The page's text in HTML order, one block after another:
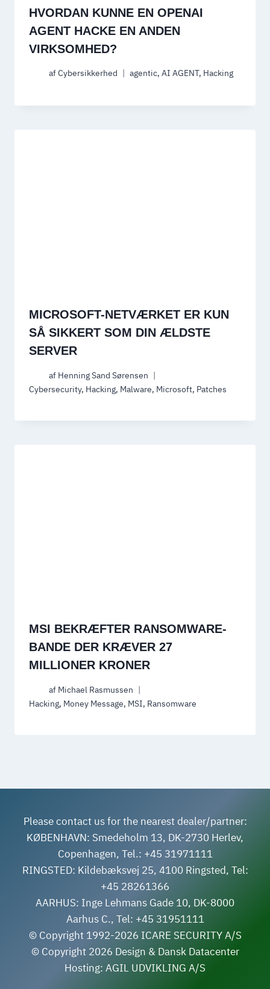
HVORDAN KUNNE EN OPENAI
AGENT HACKE EN ANDEN
VIRKSOMHED?
afCybersikkerhed agentic,AI AGENT, Hacking
MICROSOFT-NETVÆRKET ER KUN
SÅ SIKKERT SOM DIN ÆLDSTE
SERVER
af Henning Sand Sørensen
Cybersecurity, Hacking, Malware, Microsoft, Patches
MSI BEKRÆFTER RANSOMWARE-
BANDE DER KRÆVER 27
MILLIONER KRONER
af Michael Rasmussen
Hacking, Money Message, MSI, Ransomware
Please contact us for the nearest dealer/partner:
KØBENHAVN: Smedeholm 13, DK-2730 Herlev,
Copenhagen, Tel.: +45 31971111
RINGSTED: Kildebæksvej 25, 4100 Ringsted, Tel:
+45 28261366
AARHUS: Inge Lehmans Gade 10, DK-8000
Aarhus C., Tel: +45 31951111
© Copyright 1992-2026 ICARE SECURITY A/S
© Copyright 2026 Design & Dansk Datacenter
Hosting: AGIL UDVIKLING A/S